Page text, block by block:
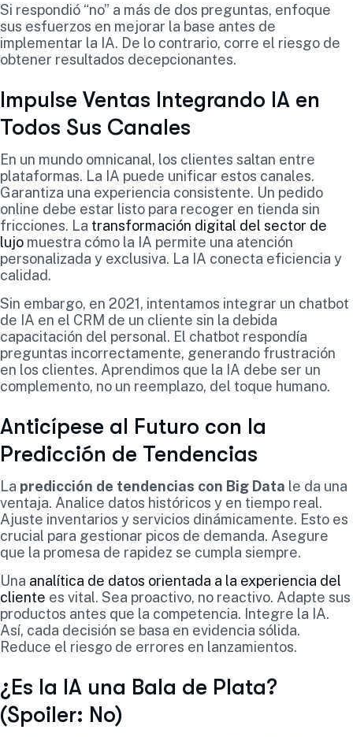
Si respondió “no” a más de dos preguntas, enfoque
sus esfuerzos en mejorar la base antes de
implementar la IA. De lo contrario, corre el riesgo de
obtener resultados decepcionantes.
Impulse Ventas Integrando IA en
Todos Sus Canales
En un mundo omnicanal, los clientes saltan entre
plataformas. La IA puede unificar estos canales.
Garantiza una experiencia consistente. Un pedido
online debe estar listo para recoger en tienda sin
fricciones. La transformación digital del sector de
lujo muestra cómo la IA permite una atención
personalizada y exclusiva. La IA conecta eficiencia y
calidad.
Sin embargo, en 2021, intentamos integrar un chatbot
de IA en el CRM de un cliente sin la debida
capacitación del personal. El chatbot respondía
preguntas incorrectamente, generando frustración
en los clientes. Aprendimos que la IA debe ser un
complemento, no un reemplazo, del toque humano.
Anticípese al Futuro con la
Predicción de Tendencias
La predicción de tendencias con Big Data le da una
ventaja. Analice datos históricos y en tiempo real.
Ajuste inventarios y servicios dinámicamente. Esto es
crucial para gestionar picos de demanda. Asegure
que la promesa de rapidez se cumpla siempre.
Una analítica de datos orientada a la experiencia del
cliente es vital. Sea proactivo, no reactivo. Adapte sus
productos antes que la competencia. Integre la IA.
Así, cada decisión se basa en evidencia sólida.
Reduce el riesgo de errores en lanzamientos.
¿Es la IA una Bala de Plata?
(Spoiler: No)